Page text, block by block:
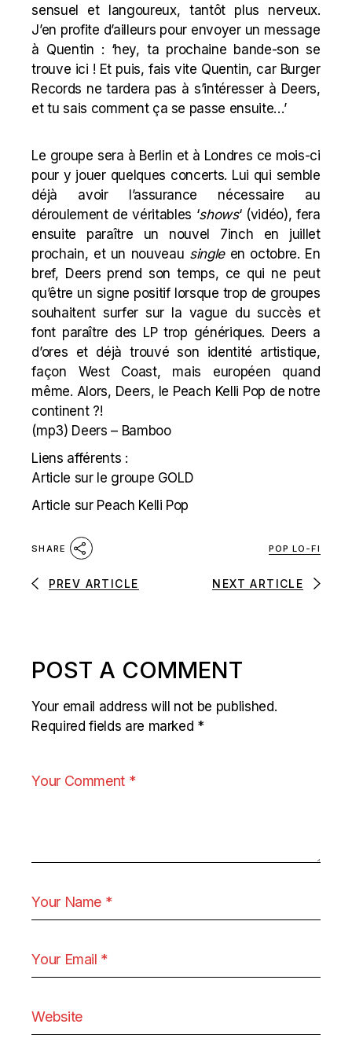
sensuel et langoureux, tantôt plus nerveux.
J’en profite d’ailleurs pour envoyer un message
à Quentin : ‘hey, ta prochaine bande-sonse
trouve ici ! Et puis, fais vite Quentin, car Burger
Records ne tardera pas à s’intéresser à Deers,
et tu sais comment ça se passe ensuite…’
Le groupe sera à Berlin et à Londres ce mois-ci
pour y jouer quelques concerts. Lui qui semble
déjà avoir l’assurance nécessaire au
déroulement de véritables ‘shows‘ (vidéo), fera
ensuite paraître un nouvel 7inch en juillet
prochain, et un nouveau single en octobre. En
bref, Deers prend son temps, ce qui ne peut
qu’être un signe positif lorsque trop de groupes
souhaitent surfer sur la vague du succès et
font paraître des LP trop génériques. Deers a
d’ores et déjà trouvé son identité artistique,
façon West Coast, mais européen quand
même. Alors, Deers, le Peach Kelli Pop de notre
continent ?!
(mp3) Deers – Bamboo
Liens afférents :
Article sur le groupe GOLD
Article sur Peach Kelli Pop
SHARE POP LO-FI
PREV ARTICLE NEXT ARTICLE
POST A COMMENT
Your email address will not be published.
Required fields are marked *